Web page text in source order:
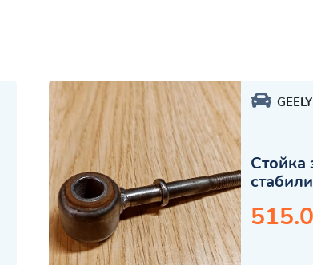
GEELY
Стойка